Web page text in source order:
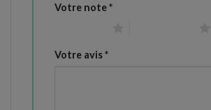
Votre note*
Votre avis*